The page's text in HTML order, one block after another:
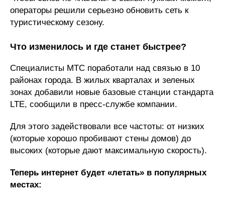
операторы решили серьезно обновить сеть к
туристическому сезону.
Что изменилось и где станет быстрее?
Специалисты МТС поработали над связью в 10
районах города. В жилых кварталах и зеленых
зонах добавили новые базовые станции стандарта
LTE, сообщили в пресс-службе компании.
Для этого задействовали все частоты: от низких
(которые хорошо пробивают стены домов) до
высоких (которые дают максимальную скорость).
Теперь интернет будет «летать» в популярных
местах: